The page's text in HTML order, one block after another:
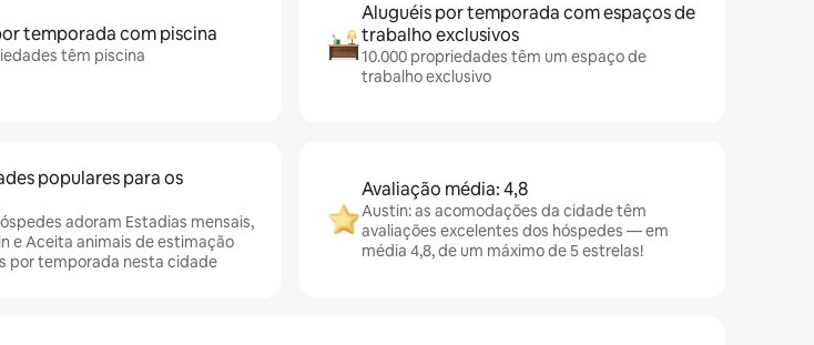
temporada com piscina
têm piscina
Aluguéis por temporada com espaços de
trabalho exclusivos
10.000 propriedades têm um espaço de
trabalho exclusivo
populares para os
adoram Estadias mensais,
e Aceita animais de estimação
por temporada nesta cidade
Avaliação média: 4,8
Austin: as acomodações da cidade têm
avaliações excelentes dos hóspedes — em
média 4,8, de um máximo de 5 estrelas!